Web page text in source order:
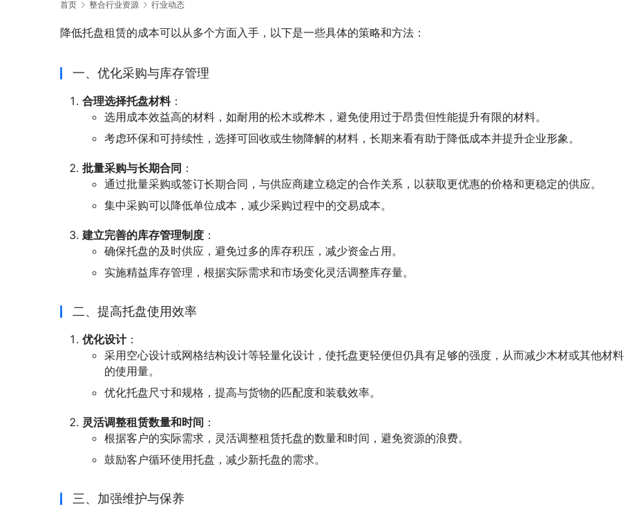
首页 整合行业资源 行业动态
降低托盘租赁的成本可以从多个方面入手，以下是一些具体的策略和方法：
一、优化采购与库存管理
合理选择托盘材料：
选用成本效益高的材料，如耐用的松木或桦木，避免使用过于昂贵但性能提升有限的材料。
考虑环保和可持续性，选择可回收或生物降解的材料，长期来看有助于降低成本并提升企业形象。
批量采购与长期合同 ：
通过批量采购或签订长期合同，与供应商建立稳定的合作关系，以获取更优惠的价格和更稳定的供应。
集中采购可以降低单位成本，减少采购过程中的交易成本。
建立完善的库存管理制度 ：
确保托盘的及时供应，避免过多的库存积压，减少资金占用。
实施精益库存管理，根据实际需求和市场变化灵活调整库存量。
二、提高托盘使用效率
优化设计：
采用空心设计或网格结构设计等轻量化设计，使托盘更轻便但仍具有足够的强度，从而减少木材或其他材料
的使用量。
优化托盘尺寸和规格，提高与货物的匹配度和装载效率。
灵活调整租赁数量和时间 ：
根据客户的实际需求，灵活调整租赁托盘的数量和时间，避免资源的浪费。
鼓励客户循环使用托盘，减少新托盘的需求。
三、加强维护与保养